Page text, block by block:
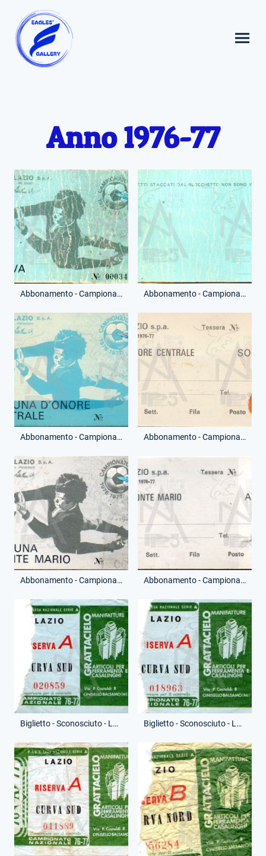
Anno 1976-77
Abbonamento - Campionato Serie A - Curva - (Fronte) Abbonamento - Campionato Serie A - Curva - (Retro)
Abbonamento - Campionato Serie A - Tribuna d'Onore Centrale - (Fronte) Abbonamento - Campionato Serie A - Tribuna d'Onore Centrale - (Retro)
Abbonamento - Campionato Serie A - Tribuna Monte Mario - (Fronte) Abbonamento - Campionato Serie A - Tribuna Monte Mario - (Retro)
Biglietto - Sconosciuto - Lazio-Riserva A Biglietto - Sconosciuto - Lazio-Riserva A